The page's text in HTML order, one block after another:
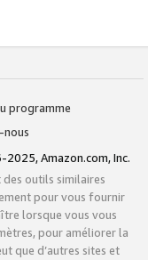
programme
nous
Amazon.com, Inc.
des outils similaires
pour vous fournir
lorsque vous vous
pour améliorer la
que d’autres sites et